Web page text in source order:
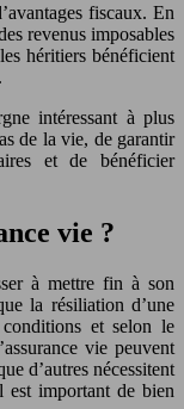
fiscaux. En
revenus imposables
héritiers bénéficient
intéressant à plus
de la vie, de garantir
et de bénéficier
vie ?
à mettre fin à son
la résiliation d’une
conditions et selon le
vie peuvent
d’autres nécessitent
est important de bien